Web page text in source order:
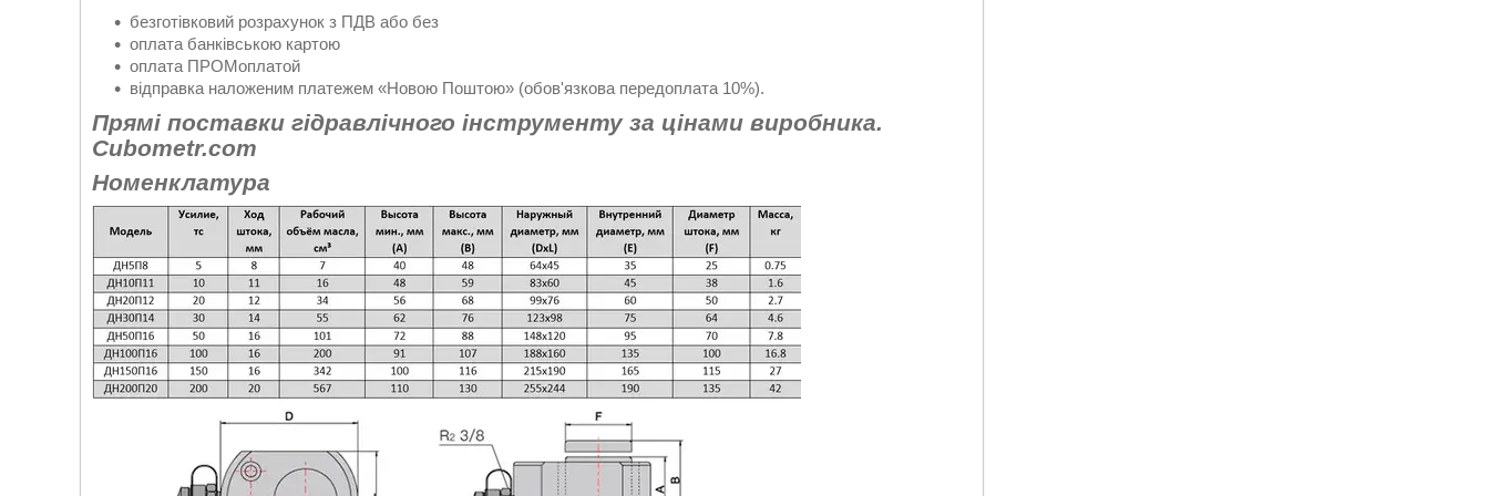
безготівковий розрахунок з ПДВ або без
оплата банківською картою
оплата ПРОМоплатой
відправка наложеним платежем «Новою Поштою» (обов'язкова передоплата 10%).
Прямі поставки гідравлічного інструменту за цінами виробника.
Cubometr.com
Номенклатура